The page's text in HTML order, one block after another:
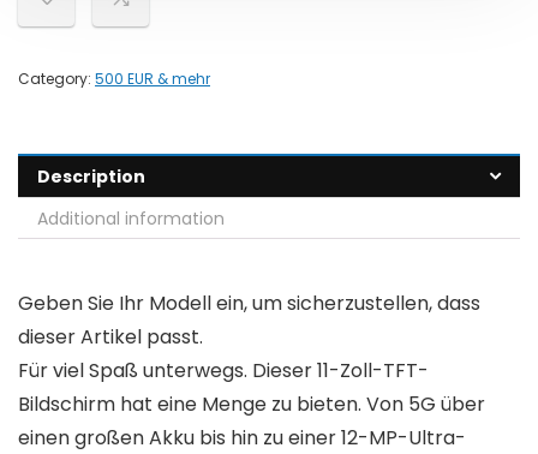
Category: 500 EUR & mehr
Description
Additional information
Geben Sie Ihr Modell ein, um sicherzustellen, dass
dieser Artikel passt.
Für viel Spaß unterwegs. Dieser 11-Zoll-TFT-
Bildschirm hat eine Menge zu bieten. Von 5G über
einen großen Akku bis hin zu einer 12-MP-Ultra-